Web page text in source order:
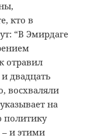
кто в
“В Эмирдаге
отравил
двадцать
восхваляли
на
политику
– и этими